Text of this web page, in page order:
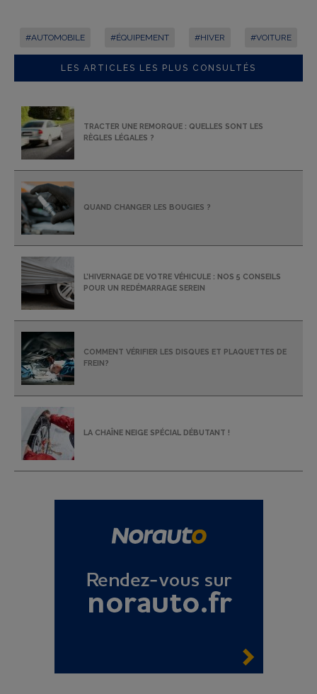
#AUTOMOBILE #ÉQUIPEMENT #HIVER #VOITURE
LES ARTICLES LES PLUS CONSULTÉS
TRACTER UNE REMORQUE : QUELLES SONT LES
RÈGLES LÉGALES ?
QUAND CHANGER LES BOUGIES ?
L’HIVERNAGE DE VOTRE VÉHICULE : NOS 5 CONSEILS
POUR UN REDÉMARRAGE SEREIN
COMMENT VÉRIFIER LES DISQUES ET PLAQUETTES DE
FREIN?
LA CHAÎNE NEIGE SPÉCIAL DÉBUTANT !